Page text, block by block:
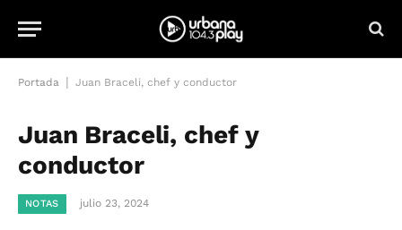
Portada Juan Braceli, chef y conductor
Juan Braceli, chef y
conductor
NOTAS julio 23, 2024